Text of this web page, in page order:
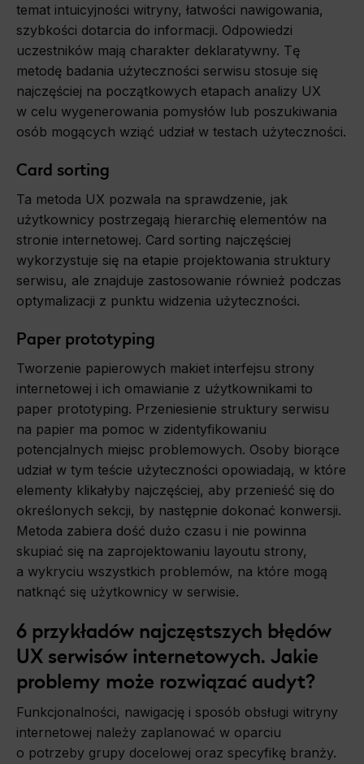
temat intuicyjności witryny, łatwości nawigowania,
szybkości dotarcia do informacji. Odpowiedzi
uczestników mają charakter deklaratywny. Tę
metodę badania użyteczności serwisu stosuje się
najczęściej na początkowych etapach analizy UX
w celu wygenerowania pomysłów lub poszukiwania
osób mogących wziąć udział w testach użyteczności.
Card sorting
Ta metoda UX pozwala na sprawdzenie, jak
użytkownicy postrzegają hierarchię elementów na
stronie internetowej. Card sorting najczęściej
wykorzystuje się na etapie projektowania struktury
serwisu, ale znajduje zastosowanie również podczas
optymalizacji z punktu widzenia użyteczności.
Paper prototyping
Tworzenie papierowych makiet interfejsu strony
internetowej i ich omawianie z użytkownikami to
paper prototyping. Przeniesienie struktury serwisu
na papier ma pomoc w zidentyfikowaniu
potencjalnych miejsc problemowych. Osoby biorące
udział w tym teście użyteczności opowiadają, w które
elementy klikałyby najczęściej, aby przenieść się do
określonych sekcji, by następnie dokonać konwersji.
Metoda zabiera dość dużo czasu i nie powinna
skupiać się na zaprojektowaniu layoutu strony,
a wykryciu wszystkich problemów, na które mogą
natknąć się użytkownicy w serwisie.
6 przykładów najczęstszych błędów
UX serwisów internetowych. Jakie
problemy może rozwiązać audyt?
Funkcjonalności, nawigację i sposób obsługi witryny
internetowej należy zaplanować w oparciu
o potrzeby grupy docelowej oraz specyfikę branży.